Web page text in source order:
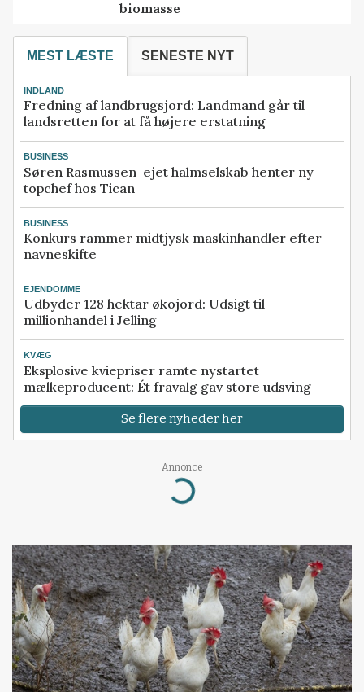
biomasse
MEST LÆSTE SENESTE NYT
INDLAND
Fredning af landbrugsjord: Landmand går til
landsretten for at få højere erstatning
BUSINESS
Søren Rasmussen-ejet halmselskab henter ny
topchef hos Tican
BUSINESS
Konkurs rammer midtjysk maskinhandler efter
navneskifte
EJENDOMME
Udbyder 128 hektar økojord: Udsigt til
millionhandel i Jelling
KVÆG
Eksplosive kviepriser ramte nystartet
mælkeproducent: Ét fravalg gav store udsving
Se flere nyheder her
Annonce
Loading...